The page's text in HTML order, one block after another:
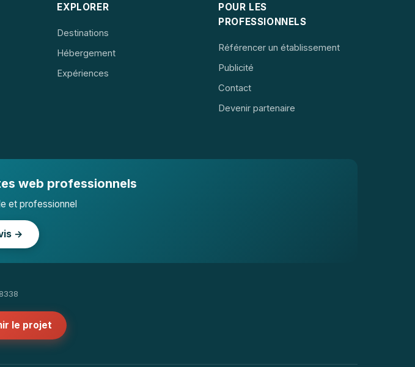
EXPLORER
Destinations
Hébergement
Expériences
POUR LES
PROFESSIONNELS
Référencer un établissement
Publicité
Contact
Devenir partenaire
web professionnels
et professionnel
→
le projet